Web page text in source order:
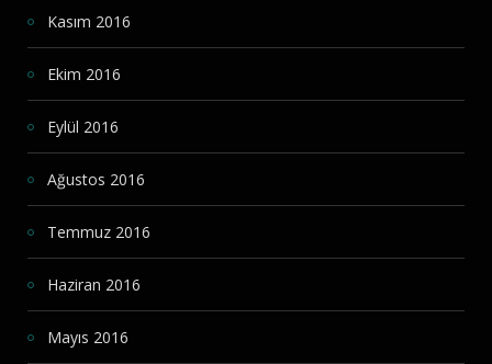
Kasım 2016
Ekim 2016
Eylül 2016
Ağustos 2016
Temmuz 2016
Haziran 2016
Mayıs 2016